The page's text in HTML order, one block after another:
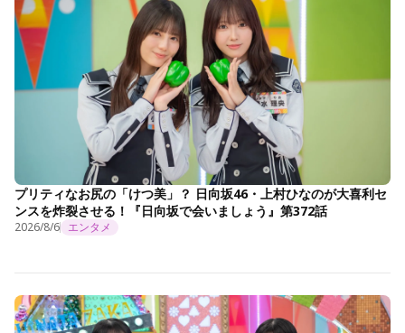
プリティなお尻の「けつ美」？ 日向坂46・上村ひなのが大喜利セ
ンスを炸裂させる！『日向坂で会いましょう』第372話
2026/8/6 エンタメ